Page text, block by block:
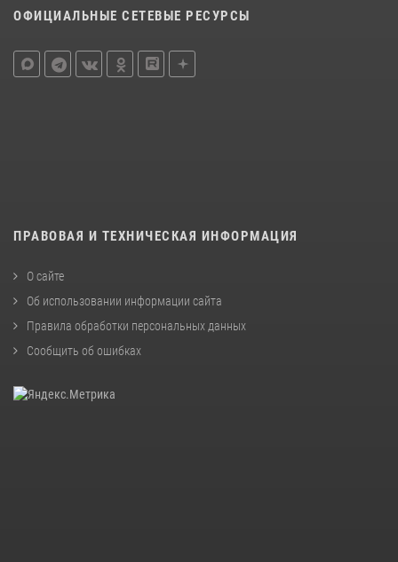
ОФИЦИАЛЬНЫЕ СЕТЕВЫЕ РЕСУРСЫ
ПРАВОВАЯ И ТЕХНИЧЕСКАЯ ИНФОРМАЦИЯ
О сайте
Об использовании информации сайта
Правила обработки персональных данных
Сообщить об ошибках